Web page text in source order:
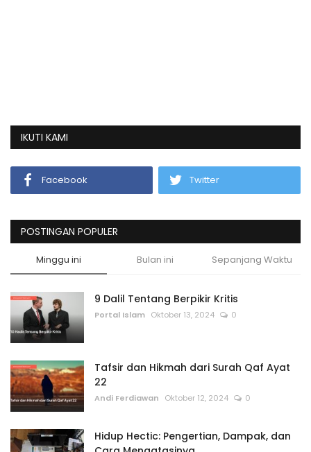
IKUTI KAMI
Facebook Twitter
POSTINGAN POPULER
Minggu ini Bulan ini Sepanjang Waktu
9 Dalil Tentang Berpikir Kritis
Portal Islam Oktober 13, 2024 0
Tafsir dan Hikmah dari Surah Qaf Ayat
22
Andi Ferdiawan Oktober 12, 2024 0
Hidup Hectic: Pengertian, Dampak, dan